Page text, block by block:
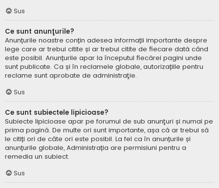
Sus
Ce sunt anunţurile?
Anunțurile noastre conțin adesea informații importante despre
lege care ar trebui citite și ar trebui citite de fiecare dată când
este posibil. Anunțurile apar la începutul fiecărei pagini unde
sunt publicate. Ca și în reclamele globale, autorizațiile pentru
reclame sunt aprobate de administraţie.
Sus
Ce sunt subiectele lipicioase?
Subiecte lipicioase apar pe forumul de sub anunţuri și numai pe
prima pagină. De multe ori sunt importante, așa că ar trebui să
le citiți ori de câte ori este posibil. La fel ca în anunțurile și
anunțurile globale, Administrația are permisiuni pentru a
remedia un subiect.
Sus